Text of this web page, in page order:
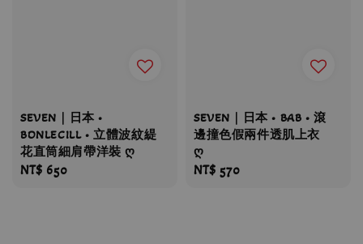
SEVEN｜日本 •
BONLECILL • 立體波紋緹
花直筒細肩帶洋裝 ღ
Regular
NT$ 650
SEVEN｜日本 • BAB • 滾
邊撞色假兩件透肌上衣
ღ
Regular
NT$ 570